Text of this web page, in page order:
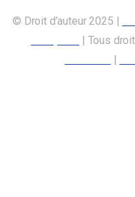
© Droit d’auteur 2025 |
| Tous